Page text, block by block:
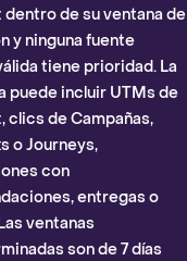
de su ventana de
y ninguna fuente
tiene prioridad. La
puede incluir UTMs de
clics de Campañas,
o Journeys,
con
entregas o
ventanas
son de 7 días